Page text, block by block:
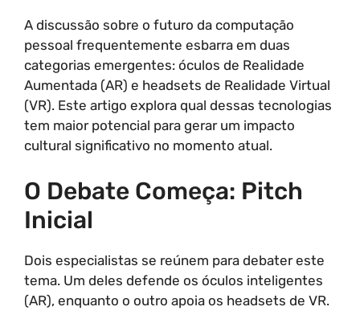
A discussão sobre o futuro da computação
pessoal frequentemente esbarra em duas
categorias emergentes: óculos de Realidade
Aumentada (AR) e headsets de Realidade Virtual
(VR). Este artigo explora qual dessas tecnologias
tem maior potencial para gerar um impacto
cultural significativo no momento atual.
O Debate Começa: Pitch
Inicial
Dois especialistas se reúnem para debater este
tema. Um deles defende os óculos inteligentes
(AR), enquanto o outro apoia os headsets de VR.